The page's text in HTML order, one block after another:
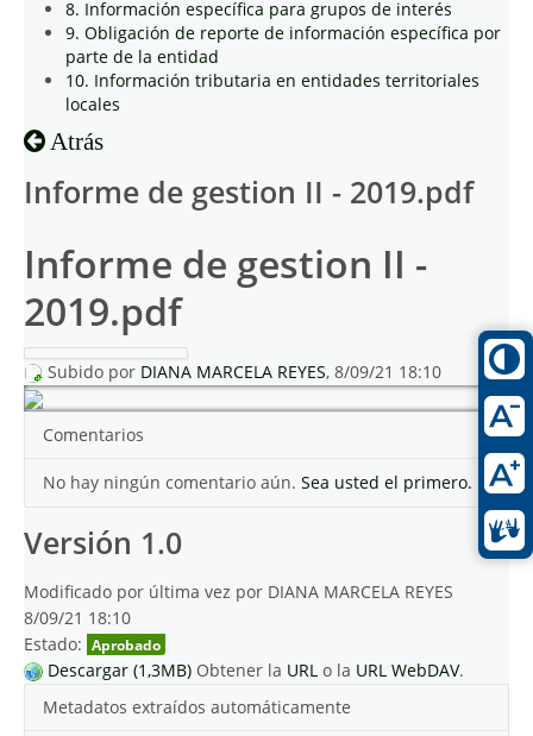
8. Información específica para grupos de interés
9. Obligación de reporte de información específica por
parte de la entidad
10. Información tributaria en entidades territoriales
locales
Atrás
Informe de gestion II - 2019.pdf
Informe de gestion II -
2019.pdf
Subido por DIANA MARCELA REYES, 8/09/21 18:10
Comentarios
No hay ningún comentario aún. Sea usted el primero.
Versión 1.0
Modificado por última vez por DIANA MARCELA REYES
8/09/21 18:10
Estado: Aprobado
Descargar (1,3MB) Obtener la URL o la URL WebDAV.
Metadatos extraídos automáticamente